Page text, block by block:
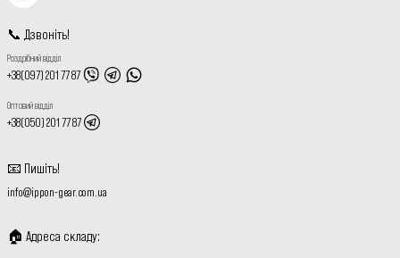
📞 Дзвоніть!
Роздрібний відділ
+38(097) 201 77 87
Оптовий відділ
+38(050) 201 77 87
📧 Пишіть!
info@ippon-gear.com.ua
🏠 Адреса складу: